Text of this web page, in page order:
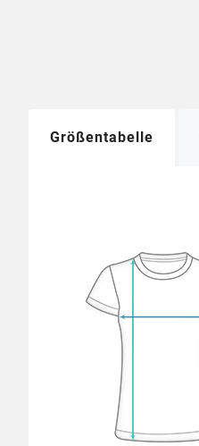
Größentabelle